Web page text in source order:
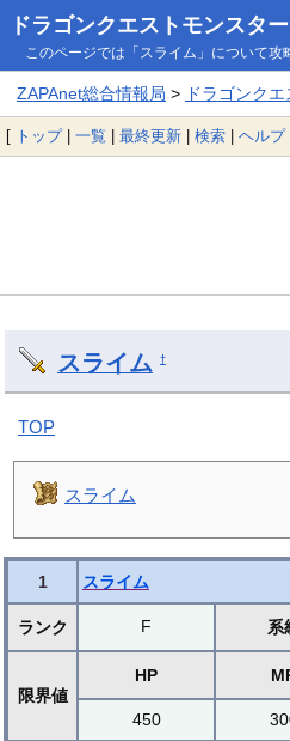
ドラゴンクエストモンスタ
このページでは「スライム」について攻
ZAPAnet総合情報局 > ドラゴンク
[ トップ| 一覧 | 最終更新 | 検索 | ヘルプ
スライム †
TOP
スライム
1 スライム
ランク F 系
限界値
HP
450